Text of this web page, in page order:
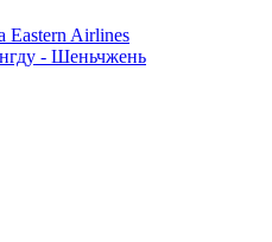
Eastern Airlines
- Шеньчжень